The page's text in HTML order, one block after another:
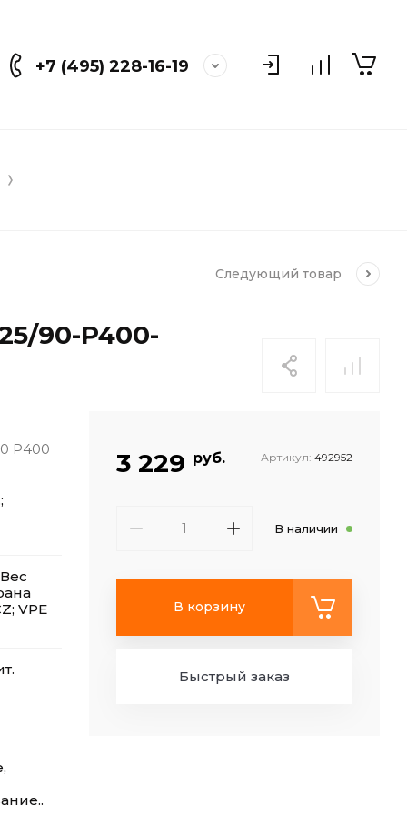
+7 (495) 228-16-19
Следующий товар
90-P400-
P400
VPE
3 229 руб. Артикул: 492952
В наличии
В корзину
Быстрый заказ